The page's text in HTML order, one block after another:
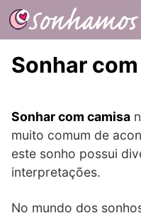
Skip
to
content
Sonhar
Sonhar com camisa
muito comum de
este sonho possui
interpretações.
No mundo dos